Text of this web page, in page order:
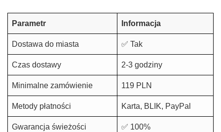
Parametr Informacja
Dostawa do miasta ✅ Tak
Czas dostawy 2-3 godziny
Minimalne zamówienie 119 PLN
Metody płatności Karta, BLIK, PayPal
Gwarancja świeżości ✅ 100%